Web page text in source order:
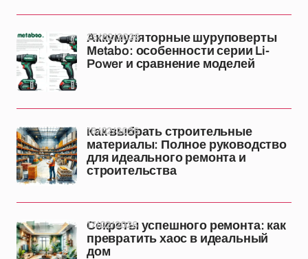
Аккумуляторные шуруповерты
Metabo: особенности серии Li-
Power и сравнение моделей
25/02/2026
Как выбрать строительные
материалы: Полное руководство
для идеального ремонта и
строительства
18/02/2026
Секреты успешного ремонта: как
превратить хаос в идеальный
дом
17/02/2026